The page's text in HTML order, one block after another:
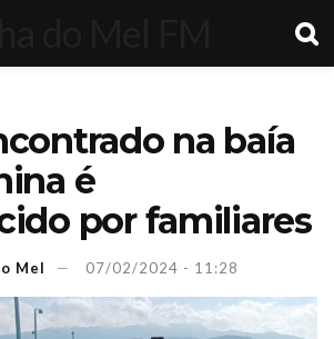
na baía
é
por familiares
Mel 07/02/2024 - 11:28